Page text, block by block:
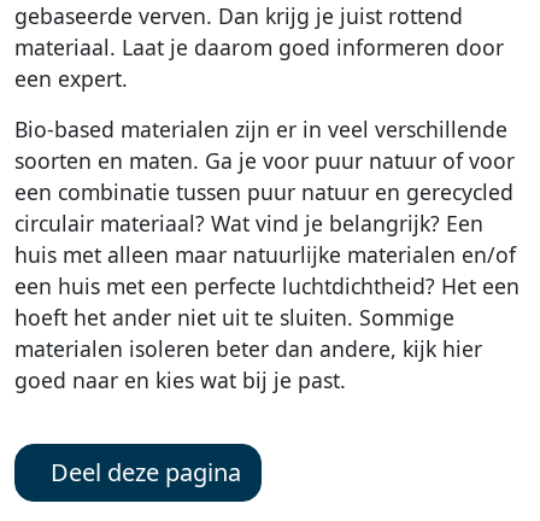
gebaseerde verven. Dan krijg je juist rottend
materiaal. Laat je daarom goed informeren door
een expert.
Bio-based materialen zijn er in veel verschillende
soorten en maten. Ga je voor puur natuur of voor
een combinatie tussen puur natuur en gerecycled
circulair materiaal? Wat vind je belangrijk? Een
huis met alleen maar natuurlijke materialen en/of
een huis met een perfecte luchtdichtheid? Het een
hoeft het ander niet uit te sluiten. Sommige
materialen isoleren beter dan andere, kijk hier
goed naar en kies wat bij je past.
Deel deze pagina